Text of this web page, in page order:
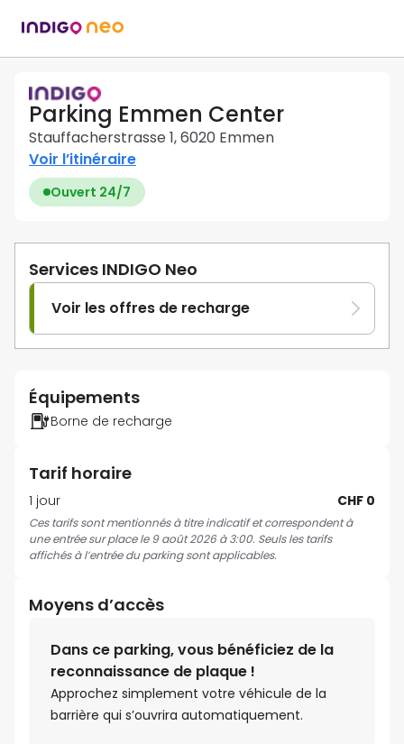
Parking Emmen Center
Stauffacherstrasse 1, 6020 Emmen
Voir l’itinéraire
Ouvert 24/7
Services INDIGO Neo
Voir les offres de recharge
Équipements
Borne de recharge
Tarif horaire
1 jour CHF 0
Ces tarifs sont mentionnés à titre indicatif et correspondent à
une entrée sur place le 9 août 2026 à 3:00. Seuls les tarifs
affichés à l’entrée du parking sont applicables.
Moyens d’accès
Dans ce parking, vous bénéficiez de la
reconnaissance de plaque !
Approchez simplement votre véhicule de la
barrière qui s’ouvrira automatiquement.